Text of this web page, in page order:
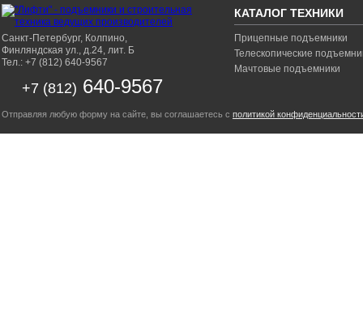
Санкт-Петербург, Колпино,
Финляндская ул., д.24, лит. Б
Тел.: +7 (812) 640-9567
+7 (812) 640-9567
КАТАЛОГ ТЕХНИКИ
Прицепные подъемники
Телескопические
Мачтовые подъемники
Отправляя любую форму на сайте, вы соглашаетесь с политикой